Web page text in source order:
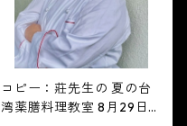
コピー：莊先生の 夏の台
湾薬膳料理教室 8月29日